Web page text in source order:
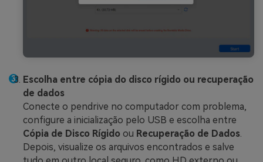
Escolha entre cópia do disco rígido ou recuperação
de dados
Conecte o pendrive no computador com problema,
configure a inicialização pelo USB e escolha entre
Cópia de Disco Rígido ou Recuperação de Dados.
Depois, visualize os arquivos encontrados e salve